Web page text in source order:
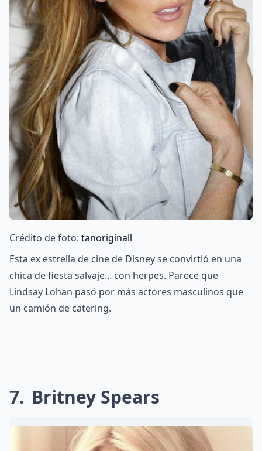
Crédito de foto: tanoriginall
Esta ex estrella de cine de Disney se convirtió en una
chica de fiesta salvaje... con herpes. Parece que
Lindsay Lohan pasó por más actores masculinos que
un camión de catering.
7 Britney Spears